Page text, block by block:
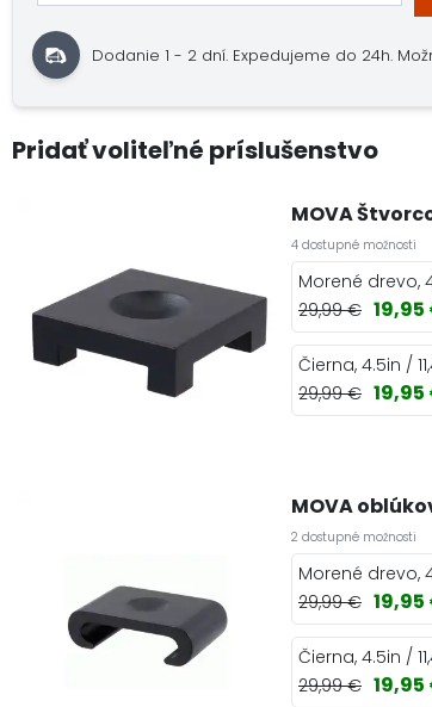
Dodanie 1 - 2 dní. Expedujeme do 24h.
Pridať voliteľné príslušenstvo
MOVA
4 dostupné možnosti
Morené drevo,
29,99 € 19,95
Čierna, 4.5in /
29,99 € 19,95
MOVA
2 dostupné možnosti
Morené drevo,
29,99 € 19,95
Čierna, 4.5in /
29,99 € 19,95